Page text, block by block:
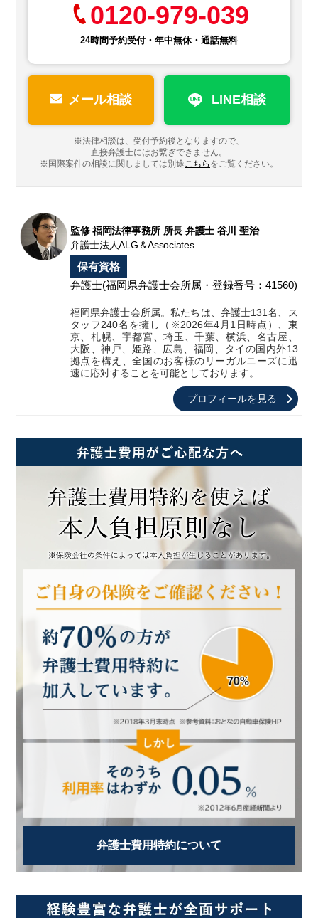
0120-979-039
24時間予約受付・年中無休・通話無料
メール相談 LINE相談
※法律相談は、受付予約後となりますので、
直接弁護士にはお繋ぎできません。
※国際案件の相談に関しましては別途こちら をご覧ください。
監修 福岡法律事務所 所長 弁護士 谷川 聖治
弁護士法人ALG＆Associates
保有資格
弁護士(福岡県弁護士会所属・登録番号：41560)
福岡県弁護士会所属。私たちは、弁護士131名、ス
タッフ240名を擁し（※2026年4月1日時点）、東
京、札幌、宇都宮、埼玉、千葉、横浜、名古屋、
大阪、神戸、姫路、広島、福岡、タイの国内外13
拠点を構え、全国のお客様のリーガルニーズに迅
速に応対することを可能としております。
プロフィールを見る
弁護士費用特約について